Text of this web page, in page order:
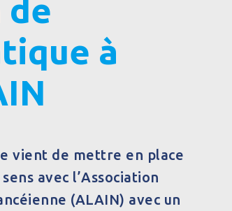
de
à
vient de mettre en place
avec l’Association
(ALAIN) avec un